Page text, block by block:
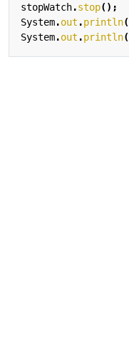
stopWatch.stop();
System.out .println(
System.out .println(